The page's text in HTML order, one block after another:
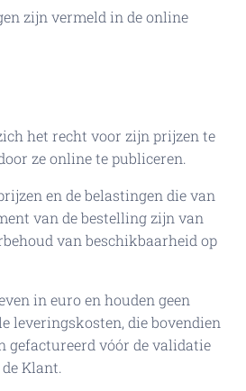
zijn vermeld in de online
het recht voor zijn prijzen te
ze online te publiceren.
en de belastingen die van
van de bestelling zijn van
van beschikbaarheid op
in euro en houden geen
leveringskosten, die bovendien
gefactureerd vóór de validatie
Klant.